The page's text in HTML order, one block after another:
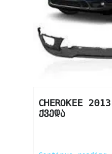
CHEROKEE
ქვედა